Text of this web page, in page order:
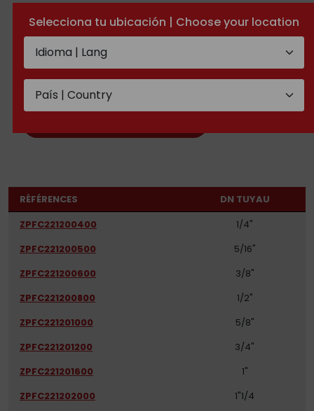
Selecciona tu ubicación | Choose your location
Jupes
R1AT/R2AT/1SN/2SN/R16/
pour embous pré-sertis
série 43
RÉFÉRENCES
DN TUYAU
ZPFC221200400
1/4"
ZPFC221200500
5/16"
ZPFC221200600
3/8"
ZPFC221200800
1/2"
ZPFC221201000
5/8"
ZPFC221201200
3/4"
ZPFC221201600
1"
ZPFC221202000
1"1/4